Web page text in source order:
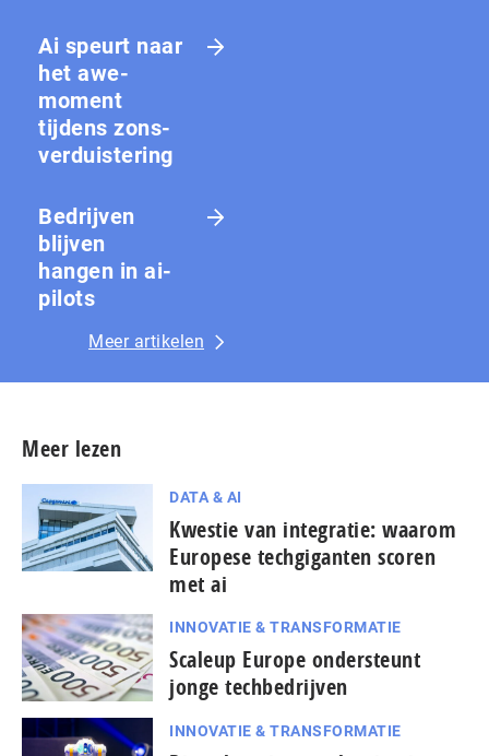
Ai speurt naar
het awe-
moment
tijdens zons­
ver­duis­te­ring
Bedrijven
blijven
hangen in ai-
pilots
Meer artikelen
Meer lezen
DATA & AI
Kwestie van integratie: waarom
Europese techgiganten scoren
met ai
INNOVATIE & TRANSFORMATIE
Scaleup Europe ondersteunt
jonge techbedrijven
INNOVATIE & TRANSFORMATIE